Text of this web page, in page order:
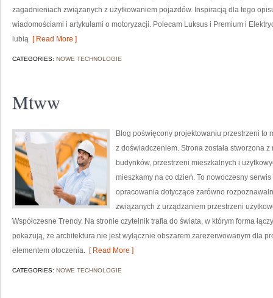
zagadnieniach związanych z użytkowaniem pojazdów. Inspiracją dla tego
wiadomościami i artykułami o motoryzacji. Polecam Luksus i Premium i
lubią [ Read More ]
CATEGORIES: NOWE TECHNOLOGIE
Mtww
Blog poświęcony projektowaniu przestrzeni to
z doświadczeniem. Strona została stworzona
budynków, przestrzeni mieszkalnych i
mieszkamy na co dzień. To nowoczesny
opracowania dotyczące zarówno
związanych z urządzaniem przestrzeni
Współczesne Trendy. Na stronie czytelnik trafia do świata, w którym forma
pokazują, że architektura nie jest wyłącznie obszarem zarezerwowanym dla
elementem otoczenia. [ Read More ]
CATEGORIES: NOWE TECHNOLOGIE